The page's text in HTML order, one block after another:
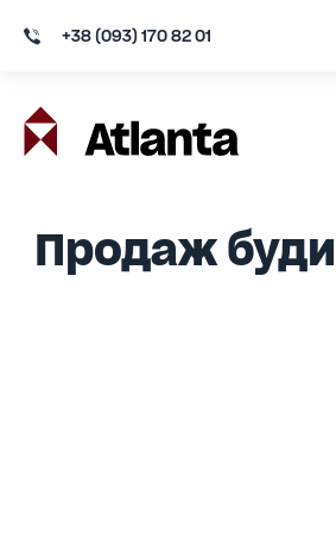
+38 (093) 170 82 01
Продаж